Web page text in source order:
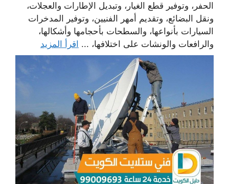
الحفر، وتوفير قطع الغيار، وتبديل الإطارات والعجلات،
ونقل البضائع، وتقديم أمهر الفنيين، وتوفير المدخرات
السيارات بأنواعها، والسطحات بأحجامها وأشكالها،
والرافعات والونشات على اختلافها، ... اقرأ المزيد